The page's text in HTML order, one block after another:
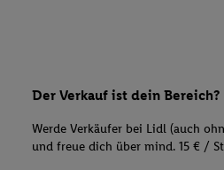
Der Verkauf ist dein Bereich?
Werde Verkäufer bei Lidl (auch
und freue dich über mind. 15 € /